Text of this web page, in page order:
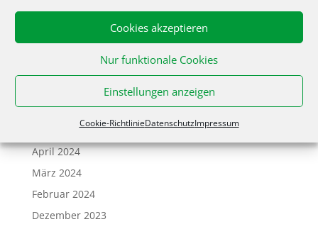
Cookies akzeptieren
Nur funktionale Cookies
Einstellungen anzeigen
Cookie-RichtlinieDatenschutzImpressum
November 2025
November 2024
April 2024
März 2024
Februar 2024
Dezember 2023